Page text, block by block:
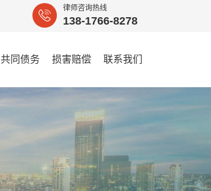
律师咨询热线
138-1766-8278
共同债务 损害赔偿 联系我们